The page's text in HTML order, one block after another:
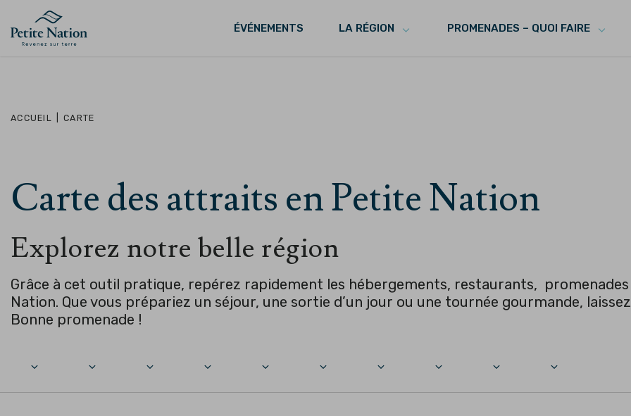
ÉVÉNEMENTS LA RÉGION PROMENADES – QUOI FAIRE
ACCUEIL CARTE
Carte des attraits en Petite Nation
Explorez notre belle région
Grâce à cet outil pratique, repérez rapidement les hébergements, restaurants,
Nation. Que vous prépariez un séjour, une sortie d’un jour ou une tournée gourmande,
Bonne promenade !